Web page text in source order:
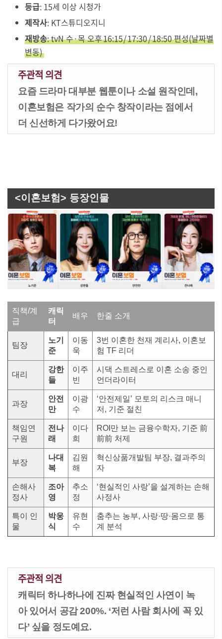
등급: 15세 이상 시청가
제작사: KT스튜디오지니
재방송: tvN 수·목 오후 16:15 / 17:30 / 18:50 편성(날짜별
변동)
주관적 의견
요즘 드라마 대부분 웹툰이나 소설 원작인데,
이혼보험은 작가의 순수 창작이라는 점에서
더 신선하게 다가왔어요!
<이혼보험> 등장인물
직책/계
급
캐릭
터
배우 한줄 소개
팀장
노기
준
이동
욱
3번 이혼한 천재 계리사, 이혼보
험 TF 리더
대리
강한
들
이주
빈
시댁 스트레스로 이혼 소송 중인
언더라이터
과장
안전
만
이광
수
‘안전제일’ 모토의 리스크 매니
저, 기준 절친
책임연
구원
전나
래
이다
희
ROI만 보는 금융수학자, 기준 前
前前 처제
부장
나대
복
김원
해
혁신상품개발팀 부장, 결과주의
자
손해사
정사
조아
영
추소
정
‘현실적인 사랑’을 설계하는 손해
사정사
특이 인
물
박웅
식
유현
수
춤추는 농부, 사랑·땅·몸으로 통
계 분석
주관적 의견
캐릭터 하나하나에 진짜 현실적인 사연이 녹
아 있어서 공감 200%. ‘저런 사람 회사에 꼭 있
다’ 싶을 정도예요.